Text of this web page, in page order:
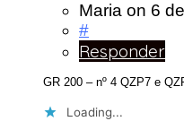
Maria on 6
#
Responder
GR 200 – nº 4 QZP7 e
Loading...